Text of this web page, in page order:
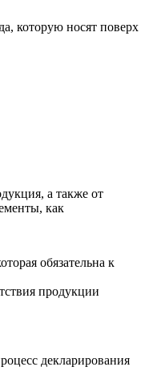
которую носят поверх
а также от
как
обязательна к
продукции
декларирования